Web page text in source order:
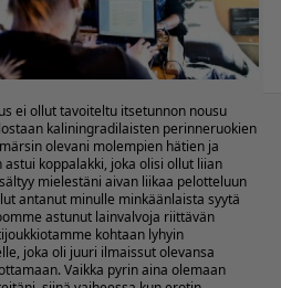
ei ollut tavoiteltu itsetunnon nousu
kaliningradilaisten perinneruokien
olevani molempien hätien ja
koppalakki, joka olisi ollut liian
mielestäni aivan liikaa pelotteluun
antanut minulle minkäänlaista syytä
astunut lainvalvoja riittävän
kohtaan lyhyin
joka oli juuri ilmaissut olevansa
Vaikka pyrin aina olemaan